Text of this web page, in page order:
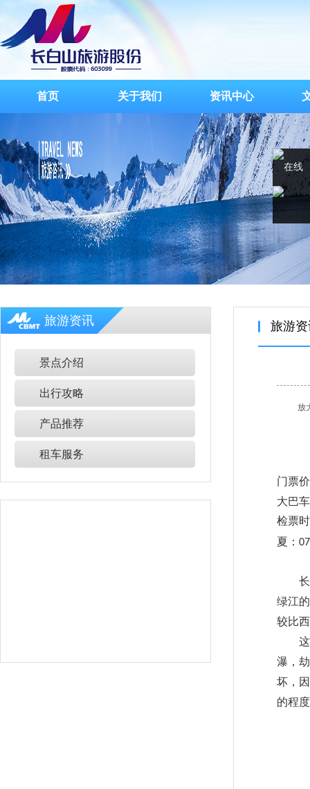
首页 关于我们 资讯中心
旅游资讯
景点介绍
出行攻略
产品推荐
租车服务
旅游
放
门票
大巴
检票
夏
：
长白
绿江
较比
这里
瀑，
坏，
的程
在线